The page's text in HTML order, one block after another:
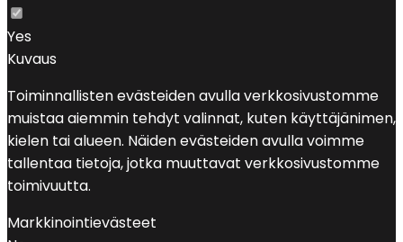
Yes
Kuvaus
Toiminnallisten evästeiden avulla verkkosivustomme
muistaa aiemmin tehdyt valinnat, kuten käyttäjänimen,
kielen tai alueen. Näiden evästeiden avulla voimme
tallentaa tietoja, jotka muuttavat verkkosivustomme
toimivuutta.
Markkinointievästeet